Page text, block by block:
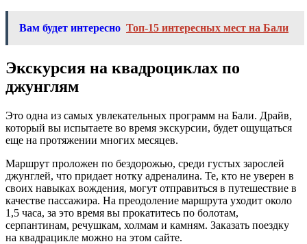
Вам будет интересно Топ-15 интересных мест на Бали
Экскурсия на квадроциклах по
джунглям
Это одна из самых увлекательных программ на Бали. Драйв,
который вы испытаете во время экскурсии, будет ощущаться
еще на протяжении многих месяцев.
Маршрут проложен по бездорожью, среди густых зарослей
джунглей, что придает нотку адреналина. Те, кто не уверен в
своих навыках вождения, могут отправиться в путешествие в
качестве пассажира. На преодоление маршрута уходит около
1,5 часа, за это время вы прокатитесь по болотам,
серпантинам, речушкам, холмам и камням. Заказать поездку
на квадрацикле можно на этом сайте.